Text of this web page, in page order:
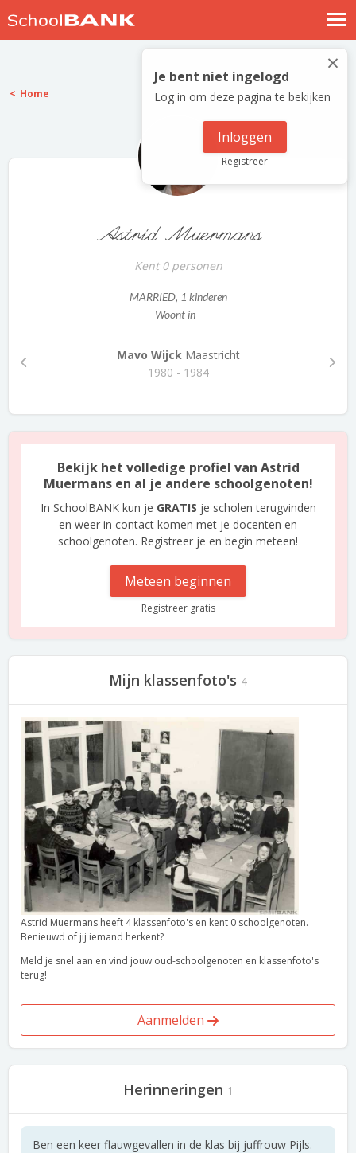
Nostalgische verhalen
Log in
Meld je gratis aan
×
Je bent niet ingelogd
Log in om deze pagina te bekijken
Inloggen
Registreer
Home
Astrid Muermans
Kent 0 personen
MARRIED, 1 kinderen
Woont in -
Mavo WijckMaastricht
1980 - 1984
Bekijk het volledige profiel van Astrid
Muermans en al je andere schoolgenoten!
In SchoolBANK kun je GRATIS je scholen terugvinden
en weer in contact komen met je docenten en
schoolgenoten. Registreer je en begin meteen!
Meteen beginnen
Registreer gratis
Mijn klassenfoto's 4
Astrid Muermans heeft 4 klassenfoto's en kent 0 schoolgenoten.
Benieuwd of jij iemand herkent?
Meld je snel aan en vind jouw oud-schoolgenoten en klassenfoto's
terug!
Aanmelden
Herinneringen 1
Ben een keer flauwgevallen in de klas bij juffrouw Pijls.